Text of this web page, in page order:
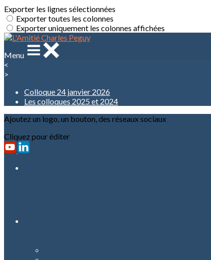
Exporter les lignes sélectionnées
Exporter toutes les colonnes
Exporter uniquement les colonnes affichées
Menu
<
>
Colloque 24 janvier 2026
Les colloques 2025 et 2024
Ajoutez un logo, un bouton, des réseaux sociaux
Cliquez pour éditer